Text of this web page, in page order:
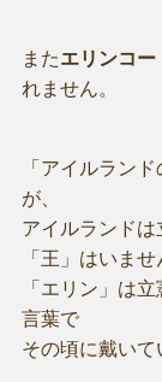
またエリンコー
れません。
「アイルラン
が、
アイルランドは
「王」はいませ
「エリン」は
言葉で
その頃に戴いて